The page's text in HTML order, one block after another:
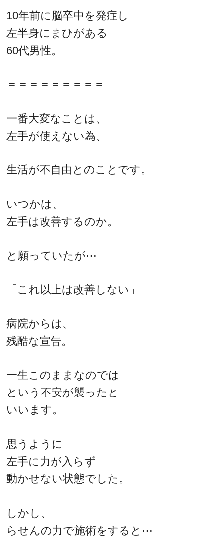
10年前に脳卒中を発症し
左半身にまひがある
60代男性。
＝＝＝＝＝＝＝＝＝
一番大変なことは、
左手が使えない為、
生活が不自由とのことです。
いつかは、
左手は改善するのか。
と願っていたが⋯
「これ以上は改善しない」
病院からは、
残酷な宣告。
一生このままなのでは
という不安が襲ったと
いいます。
思うように
左手に力が入らず
動かせない状態でした。
しかし、
らせんの力で施術をすると⋯